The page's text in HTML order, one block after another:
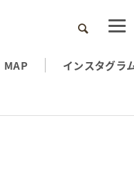
検索
MAP インスタグラ